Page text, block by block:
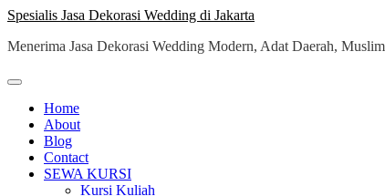
Skip
content
Spesialis Jasa Dekorasi Wedding di Jakarta
Menerima Jasa Dekorasi Wedding Modern, Adat Daerah,
Home
About
Blog
Contact
SEWA KURSI
Kursi Kuliah